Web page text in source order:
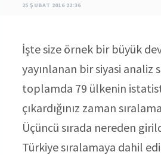
25 ŞUBAT 2016 22:36
İşte size örnek bir büyük
yayınlanan bir siyasi analiz
toplamda 79 ülkenin
çıkardığınız zaman
Üçüncü sırada nereden
Türkiye sıralamaya dahil